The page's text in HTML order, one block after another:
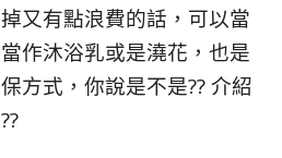
又有點浪費的話，可以當
作沐浴乳或是澆花，也是
方式，你說是不是?? 介紹